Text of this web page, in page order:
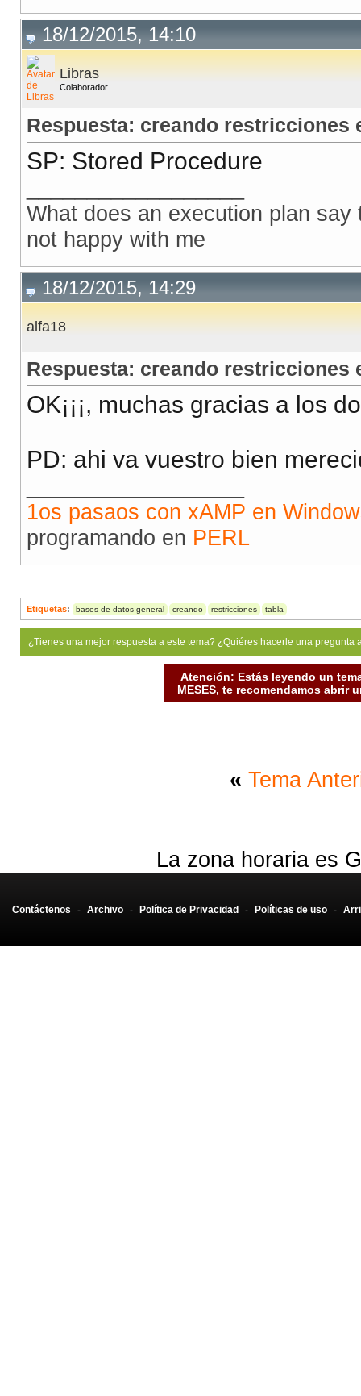
18/12/2015, 14:10
Libras
Colaborador
Respuesta: creando restricciones
SP: Stored Procedure
What does an execution plan
not happy with me
18/12/2015, 14:29
alfa18
Respuesta: creando restricciones
OK¡¡¡, muchas gracias a los
PD: ahi va vuestro bien
1os pasaos con xAMP en
programando en PERL
Etiquetas: bases-de-datos-general creando restricciones tabla
¿Tienes una mejor respuesta a este tema? ¿Quiéres hacerle una
Atención: Estás leyendo un
MESES, te recomendamos abrir
« Tema
La zona horaria es
Contáctenos - Archivo - Política de Privacidad - Políticas de uso -